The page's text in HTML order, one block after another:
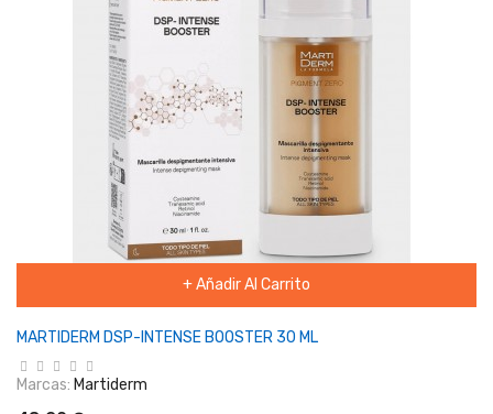
+ Añadir Al Carrito
MARTIDERM DSP-INTENSE BOOSTER 30 ML
Marcas: Martiderm